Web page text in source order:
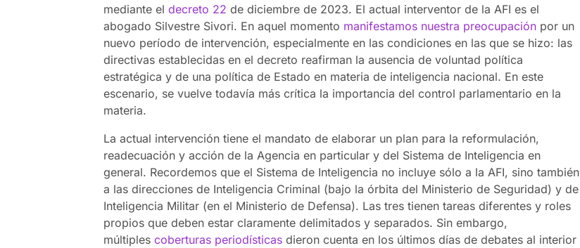
mediante eldecreto 22 de diciembre de 2023. El actual interventor de la AFI es el
abogado Silvestre Sivori. En aquel momento manifestamos nuestra preocupación por un
nuevo período de intervención, especialmente en las condiciones en las que se hizo: las
directivas establecidas en el decreto reafirman la ausencia de voluntad política
estratégica y de una política de Estado en materia de inteligencia nacional. En este
escenario, se vuelve todavía más crítica la importancia del control parlamentario en la
materia.
La actual intervención tiene el mandato de elaborar un plan para la reformulación,
readecuación y acción de la Agencia en particular y del Sistema de Inteligencia en
general. Recordemos que el Sistema de Inteligencia no incluye sólo a la AFI, sino también
a las direcciones de Inteligencia Criminal (bajo la órbita del Ministerio de Seguridad) y de
Inteligencia Militar (en el Ministerio de Defensa). Las tres tienen tareas diferentes y roles
propios que deben estar claramente delimitados y separados. Sin embargo,
múltiplescoberturas periodísticas dieron cuenta en los últimos días de debates al interior